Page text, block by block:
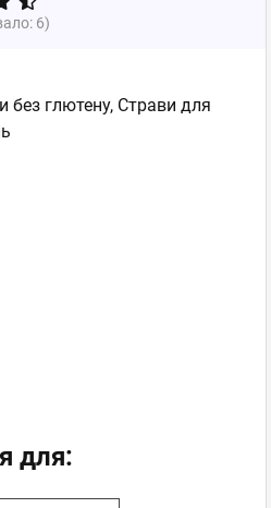
6)
глютену, Страви для
для: